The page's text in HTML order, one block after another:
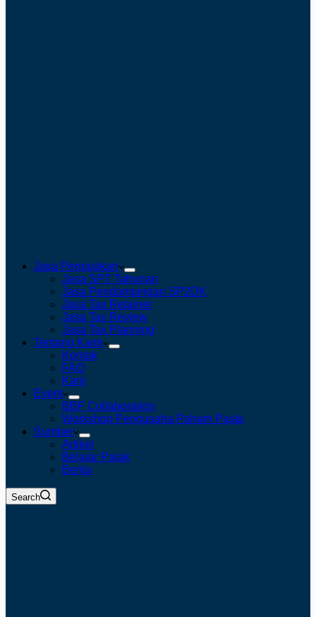
Jasa Perpajakan
Jasa SPT Tahunan
Jasa Pendampingan SP2DK
Jasa Tax Retainer
Jasa Tax Review
Jasa Tax Planning
Tentang Kami
Kontak
FAQ
Karir
Event
BBF Collaboration
Workshop Pengusaha Paham Pajak
Sumber
Artikel
Belajar Pajak
Berita
Search